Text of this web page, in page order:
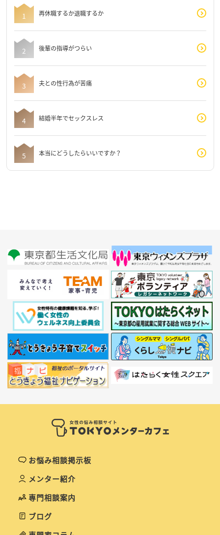
再休職するか退職するか
後輩の指導がつらい
夫との性行為が苦痛
結婚半年でセックスレス
本当にどうしたらいいですか？
お悩み相談掲示板
メンター紹介
専門相談案内
ブログ